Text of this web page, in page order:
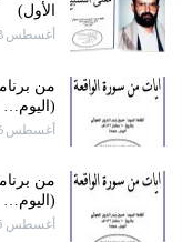
الأول)
أغسطس 8, 2026
من
(اليوم…
أغسطس 6, 2026
من
(اليوم…
أغسطس 5, 2026